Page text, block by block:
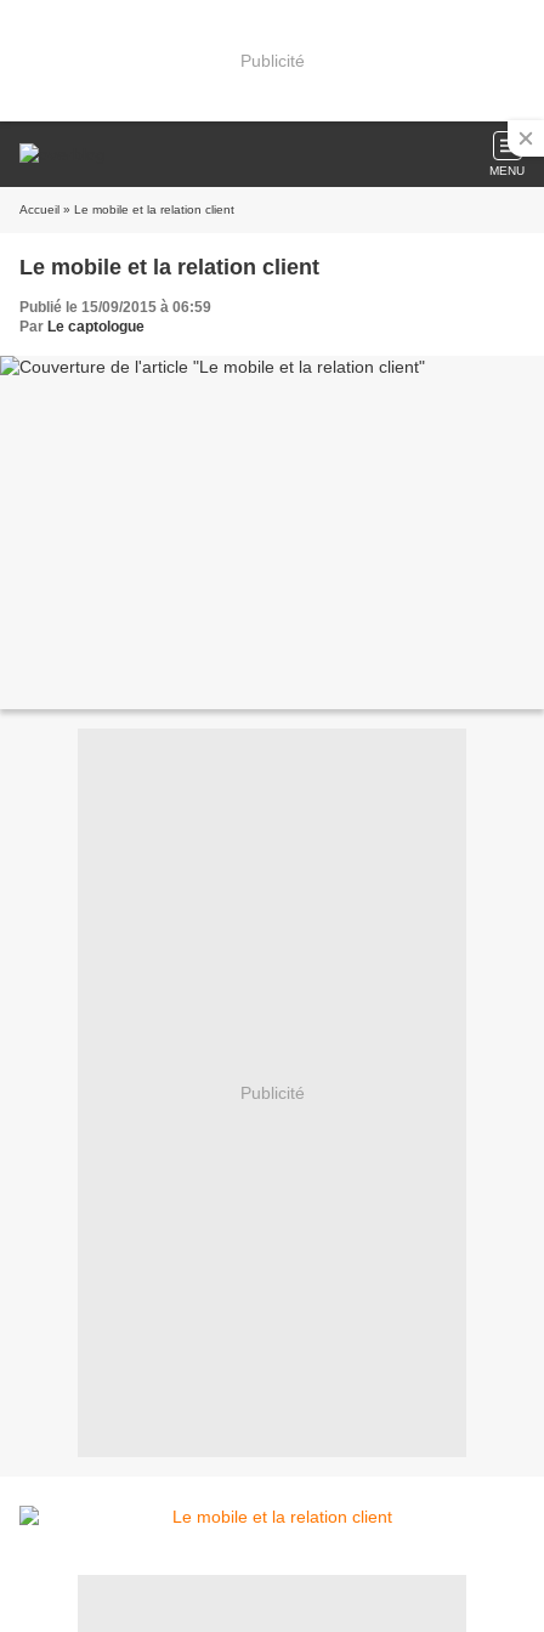
Publicité
MENU
Accueil » Le mobile et la relation client
Le mobile et la relation client
Publié le 15/09/2015 à 06:59
Par Le captologue
Publicité